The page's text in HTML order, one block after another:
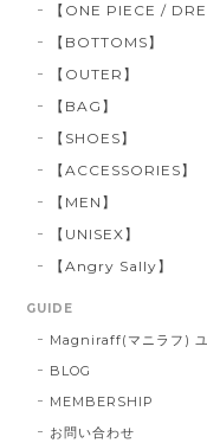
【ONE PIECE /
【BOTTOMS】
【OUTER】
【BAG】
【SHOES】
【ACCESSORIES】
【MEN】
【UNISEX】
【Angry Sally】
GUIDE
Magniraff(マニラフ) ユ
BLOG
MEMBERSHIP
お問い合わせ